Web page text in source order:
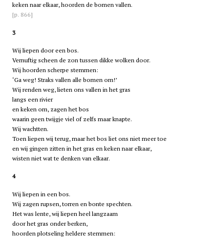
keken naar elkaar, hoorden de bomen vallen.
[p. 866]
3
Wij liepen door een bos.
Vernuftig scheen de zon tussen dikke wolken door.
Wij hoorden scherpe stemmen:
‘Ga weg! Straks vallen alle bomen om!’
Wij renden weg, lieten ons vallen in het gras
langs een rivier
en keken om, zagen het bos
waarin geen twijgje viel of zelfs maar knapte.
Wij wachtten.
Toen liepen wij terug, maar het bos liet ons niet meer toe
en wij gingen zitten in het gras en keken naar elkaar,
wisten niet wat te denken van elkaar.
4
Wij liepen in een bos.
Wij zagen rupsen, torren en bonte spechten.
Het was lente, wij liepen heel langzaam
door het gras onder berken,
hoorden plotseling heldere stemmen: